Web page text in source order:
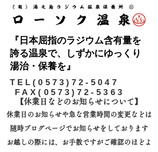
『日本屈指のラジウム含有量を
誇る温泉で、しずかにゆっくり
湯治・保養を』
​TEL(0573)72-5047
FAX(0573)72-5363
【休業日などのお知らせについて】​
休業日のお知らせや急な営業時間の変更などは
随時ブログページでお知らせをしております
お越しの際には、
お手数ですがご確認のほどよ